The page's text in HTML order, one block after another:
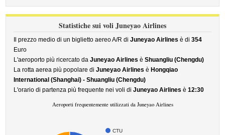
Statistiche sui voli Juneyao Airlines
Il prezzo medio di un biglietto aereo A/R diJuneyao Airlines è di354
Euro
L'aeroporto più ricercato daJuneyao Airlines èShuangliu (Chengdu)
La rotta aerea più popolare diJuneyao Airlines è Hongqiao
International (Shanghai) - Shuangliu (Chengdu)
L'orario di partenza più frequente nei voli diJuneyao Airlines è12:30
Aeroporti frequentemente utilizzati da Juneyao Airlines
CTU